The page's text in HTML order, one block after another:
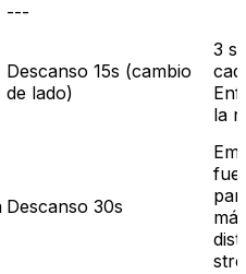
---
Descanso 15s (cambio
de lado)
3
la
Descanso 30s